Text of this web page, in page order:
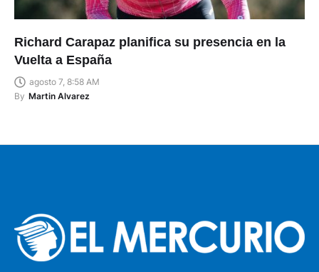
Richard Carapaz planifica su presencia en la
Vuelta a España
agosto 7, 8:58 AM
By Martin Alvarez